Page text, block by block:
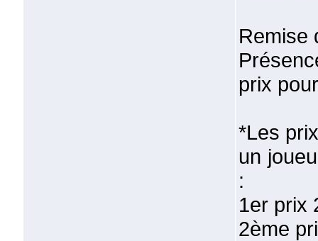
Remise
prix
*Les
un
:
1er prix
2ème